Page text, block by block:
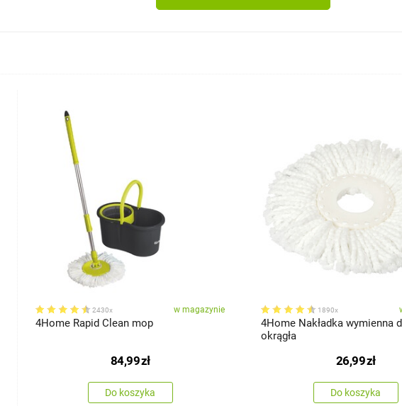
2430x w magazynie
4Home Rapid Clean mop
84,99zł
Do koszyka
1890x
4Home Nakładka wymienna
okrągła
26,99zł
Do koszyka